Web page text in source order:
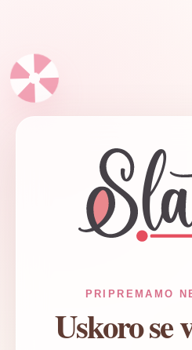
PRIPREMAMO
Uskoro se